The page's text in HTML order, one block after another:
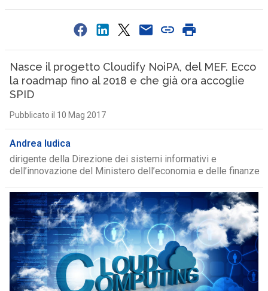
Nasce il progetto Cloudify NoiPA, del MEF. Ecco
la roadmap fino al 2018 e che già ora accoglie
SPID
Pubblicato il 10 Mag 2017
Andrea Iudica
dirigente della Direzione dei sistemi informativi e
dell’innovazione del Ministero dell’economia e delle finanze